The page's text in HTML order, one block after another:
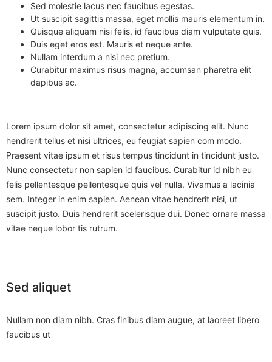
Sed molestie lacus nec faucibus egestas.
Ut suscipit sagittis massa, eget mollis mauris elementum in.
Quisque aliquam nisi felis, id faucibus diam vulputate quis.
Duis eget eros est. Mauris et neque ante.
Nullam interdum a nisi nec pretium.
Curabitur maximus risus magna, accumsan pharetra elit
dapibus ac.
Lorem ipsum dolor sit amet, consectetur adipiscing elit. Nunc
hendrerit tellus et nisi ultrices, eu feugiat sapien com modo.
Praesent vitae ipsum et risus tempus tincidunt in tincidunt justo.
Nunc consectetur non sapien id faucibus. Curabitur id nibh eu
felis pellentesque pellentesque quis vel nulla. Vivamus a lacinia
sem. Integer in enim sapien. Aenean vitae hendrerit nisi, ut
suscipit justo. Duis hendrerit scelerisque dui. Donec ornare massa
vitae neque lobor tis rutrum.
Sed aliquet
Nullam non diam nibh. Cras finibus diam augue, at laoreet libero
faucibus ut